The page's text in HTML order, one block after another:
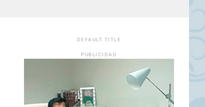
DEFAULT TITLE
PUBLICIDAD